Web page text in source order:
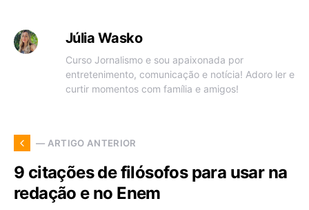
Júlia Wasko
Curso Jornalismo e sou apaixonada por
entretenimento, comunicação e notícia! Adoro ler e
curtir momentos com família e amigos!
— ARTIGO ANTERIOR
9 citações de filósofos para usar na
redação e no Enem